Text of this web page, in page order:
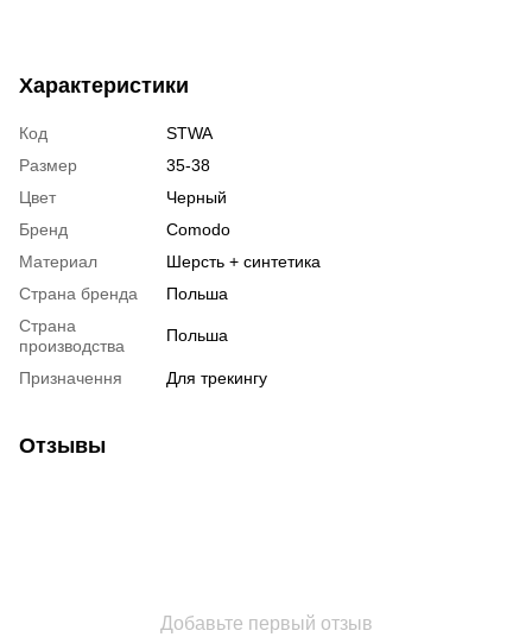
Характеристики
Код
STWA
Размер
35-38
Цвет
Черный
Бренд
Comodo
Материал
Шерсть + синтетика
Страна бренда
Польша
Страна
производства
Польша
Призначення Для трекингу
Отзывы
Добавьте первый отзыв